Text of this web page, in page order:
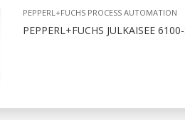
PEPPERL+FUCHS PROCESS AUTOMATION
PEPPERL+FUCHS JULKAISEE